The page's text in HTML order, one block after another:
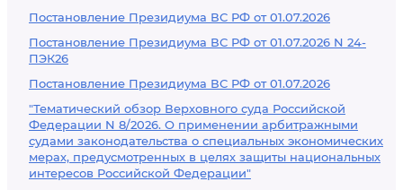
Постановление Президиума ВС РФ от 01.07.2026
Постановление Президиума ВС РФ от 01.07.2026 N 24-
ПЭК26
Постановление Президиума ВС РФ от 01.07.2026
"Тематический обзор Верховного суда Российской
Федерации N 8/2026. О применении арбитражными
судами законодательства о специальных экономических
мерах, предусмотренных в целях защиты национальных
интересов Российской Федерации"